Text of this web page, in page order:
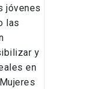
jóvenes
las
y
en